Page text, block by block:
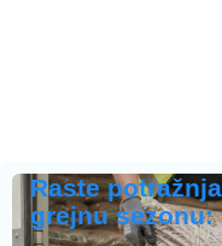
Raste
grejnu